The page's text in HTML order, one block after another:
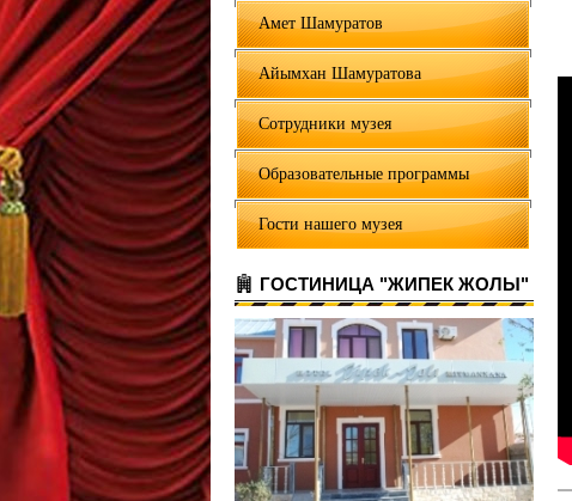
Амет Шамуратов
Айымхан Шамуратова
Сотрудники музея
Образовательные программы
Гости нашего музея
ГОСТИНИЦА "ЖИПЕК ЖОЛЫ"